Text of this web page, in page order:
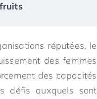
réputées, le
des femmes
des capacités
défis auxquels sont